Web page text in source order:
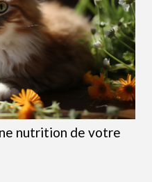
nutrition de votre